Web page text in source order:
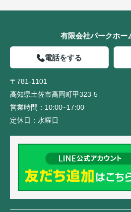
有限会社パークホー
電話をする
〒781-1101
高知県土佐市高岡町甲323-5
営業時間： 10:00~17:00
定休日： 水曜日